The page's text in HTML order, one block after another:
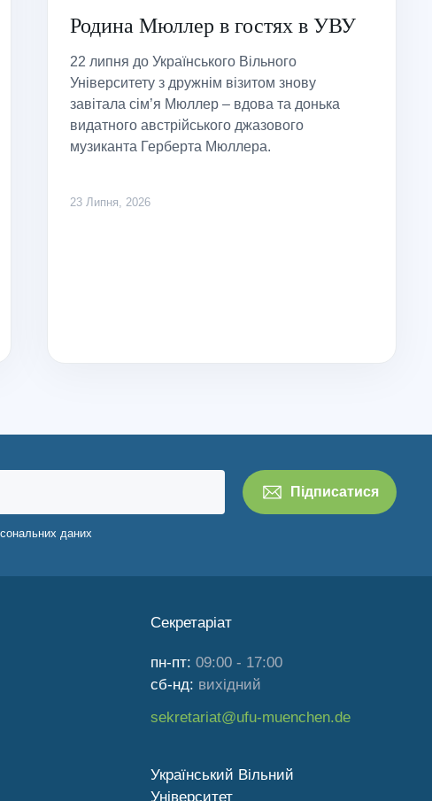
Родина Мюллер в гостях в УВУ
22 липня до Українського Вільного
Університету з дружнім візитом знову
завітала сім’я Мюллер – вдова та донька
видатного австрійського джазового
музиканта Герберта Мюллера.
23 Липня, 2026
даних
Секретаріат
пн-пт: 09:00 - 17:00
сб-нд: вихідний
sekretariat@ufu-muenchen.de
Український Вільний
Університет